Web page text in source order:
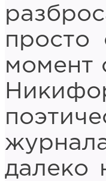
просто
момент
далеко